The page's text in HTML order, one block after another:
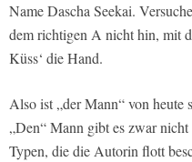
Name Dascha Seekai.
dem richtigen A nicht hin, mit
Küss‘ die Hand.
Also ist „der Mann“ von heute
„Den“ Mann gibt es zwar
Typen, die die Autorin flott